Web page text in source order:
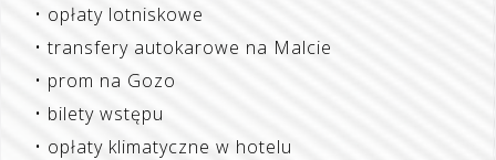
• opłaty lotniskowe
• transfery autokarowe na Malcie
• prom na Gozo
• bilety wstępu
• opłaty klimatyczne w hotelu